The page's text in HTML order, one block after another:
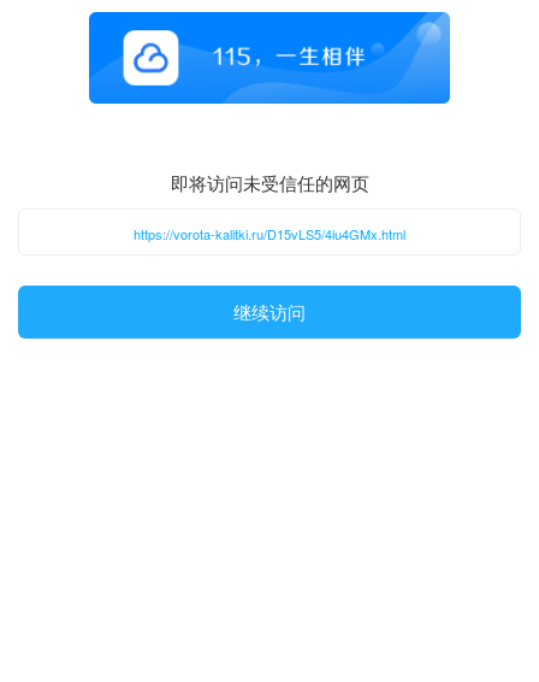
即将访问未受信任的网页
https://vorota-kalitki.ru/D15vLS5/4iu4GMx.html
继续访问